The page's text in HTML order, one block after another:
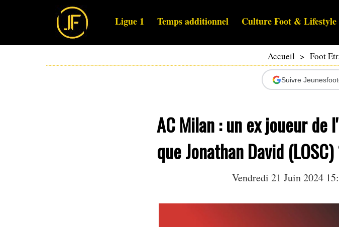
Ligue 1 Temps additionnel Culture Foot & Lifestyle
Accueil > Foot
Suivre
AC Milan : un ex joueur de
que Jonathan David
Vendredi 21 Juin 2024